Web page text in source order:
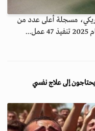
مسجلة أعلى عدد من